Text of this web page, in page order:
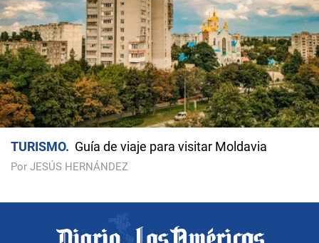
TURISMO Guía de viaje para visitar Moldavia
Por JESÚS HERNÁNDEZ